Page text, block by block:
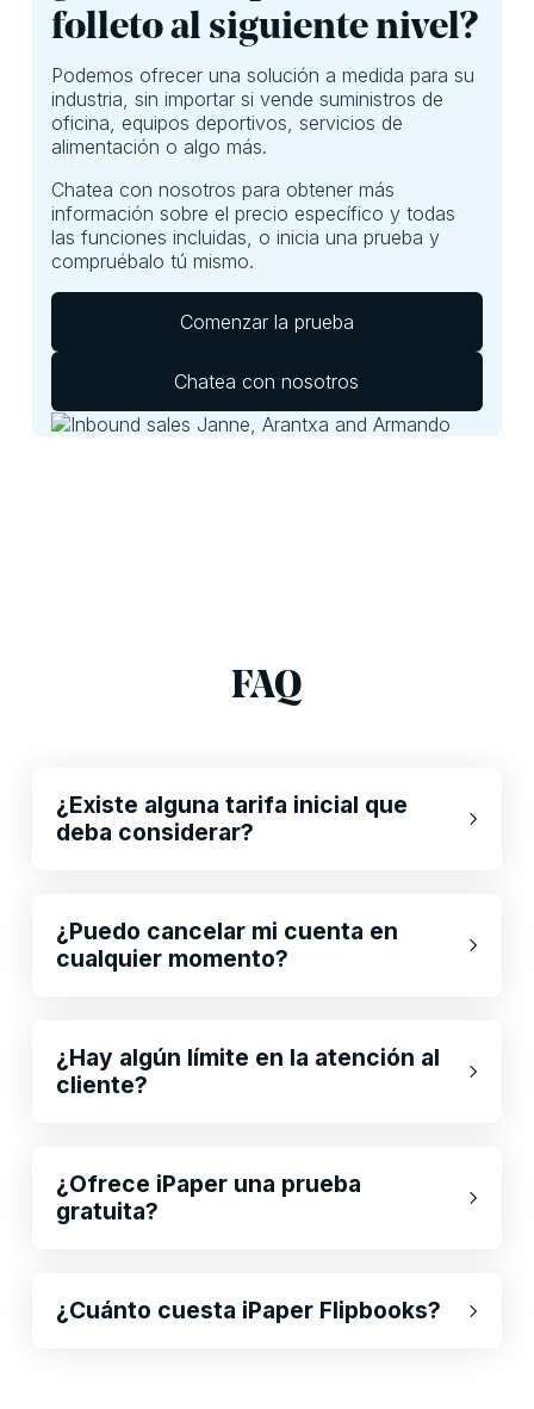
productos en un
formato conocido
y seleccionado,
pero desde hace
años, las ventas
folleto al siguiente nivel?
Podemos ofrecer una solución a medida para su
industria, sin importar si vende suministros de
oficina, equipos deportivos, servicios de
alimentación o algo más.
Chatea con nosotros para obtener más
información sobre el precio específico y todas
las funciones incluidas, o inicia una prueba y
compruébalo tú mismo.
Comenzar la prueba
Chatea con nosotros
FAQ
¿Existe alguna tarifa inicial que
deba considerar?
¿Puedo cancelar mi cuenta en
cualquier momento?
¿Hay algún límite en la atención al
cliente?
¿Ofrece iPaper una prueba
gratuita?
¿Cuánto cuesta iPaper Flipbooks?